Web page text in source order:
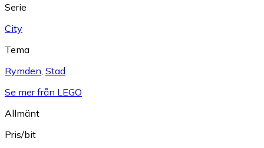
Serie
City
Tema
Rymden Stad
Se mer från LEGO
Allmänt
Pris/bit